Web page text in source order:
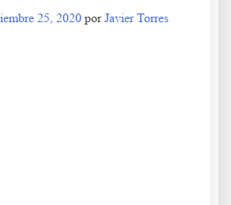
25, 2020 porJavier Torres